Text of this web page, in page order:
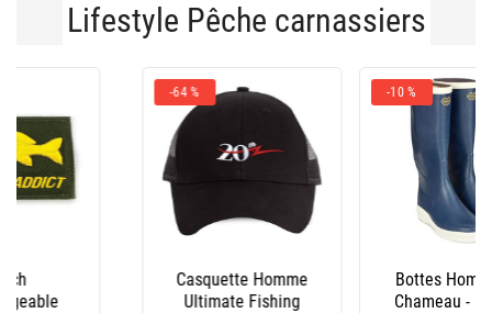
Lifestyle Pêche carnassiers
Bottes Homme Le
Chameau - Marine
Salopette Xm Ocean